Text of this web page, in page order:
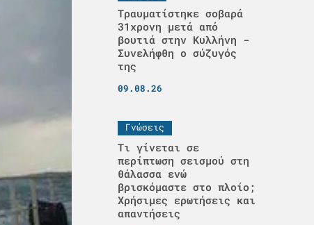
Τραυματίστηκε σοβαρά
31χρονη μετά από
βουτιά στην Κυλλήνη -
Συνελήφθη ο σύζυγός
της
09.08.26
Γνώσεις
Τι γίνεται σε
περίπτωση σεισμού στη
θάλασσα ενώ
βρισκόμαστε στο πλοίο;
Χρήσιμες ερωτήσεις και
απαντήσεις